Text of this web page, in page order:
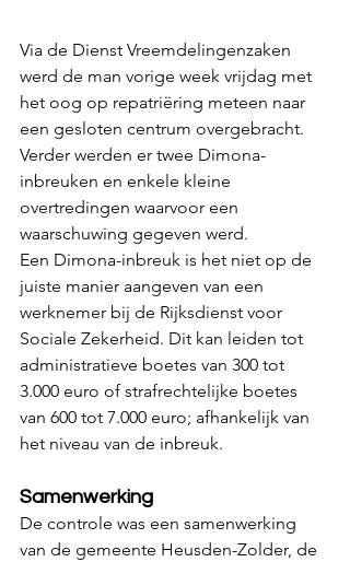
Via de Dienst Vreemdelingenzaken
werd de man vorige week vrijdag met
het oog op repatriëring meteen naar
een gesloten centrum overgebracht.
Verder werden er twee Dimona-
inbreuken en enkele kleine
overtredingen waarvoor een
waarschuwing gegeven werd.
Een Dimona-inbreuk is het niet op de
juiste manier aangeven van een
werknemer bij de Rijksdienst voor
Sociale Zekerheid. Dit kan leiden tot
administratieve boetes van 300 tot
3.000 euro of strafrechtelijke boetes
van 600 tot 7.000 euro; afhankelijk van
het niveau van de inbreuk.
Samenwerking
De controle was een samenwerking
van de gemeente Heusden-Zolder, de